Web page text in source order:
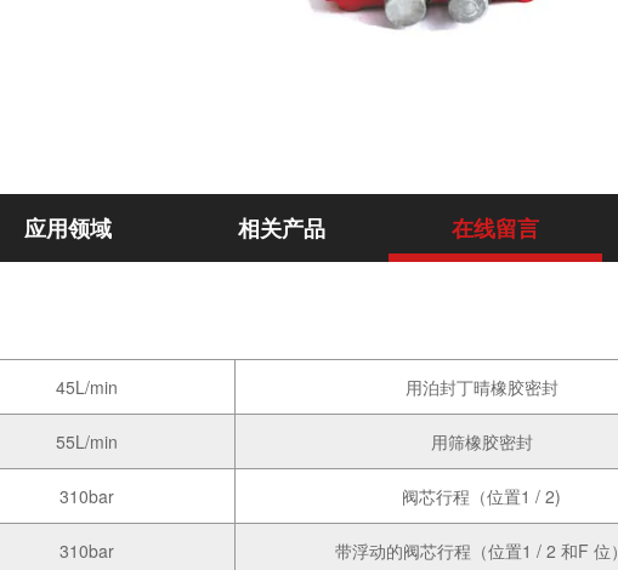
应用领域 相关产品 在线留言
45L/min 用泊封丁晴橡胶密封
55L/min 用筛橡胶密封
310bar 阀芯行程（位置1 / 2)
310bar 带浮动的阀芯行程（位置1 / 2 和F 位）